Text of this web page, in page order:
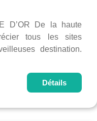
D’OR De la haute
tous les sites
destination.
Détails